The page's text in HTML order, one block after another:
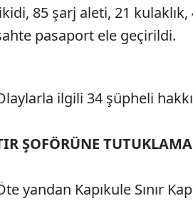
85 şarj aleti, 21
pasaport ele geçirildi.
ilgili 34 şüpheli
ŞOFÖRÜNE TUTUKLAMA
yandan Kapıkule Sınır